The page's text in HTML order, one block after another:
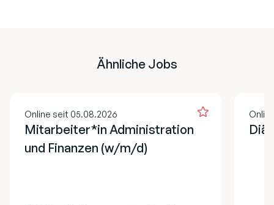
Ähnliche Jobs
Online seit 05.08.2026
Mitarbeiter*in Administration
und Finanzen (w/m/d)